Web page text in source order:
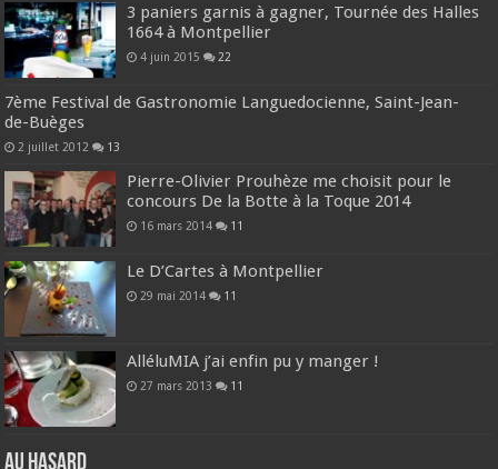
3 paniers garnis à gagner, Tournée des Halles
1664 à Montpellier
4 juin 2015 22
7ème Festival de Gastronomie Languedocienne, Saint-Jean-
de-Buèges
2 juillet 2012 13
Pierre-Olivier Prouhèze me choisit pour le
concours De la Botte à la Toque 2014
16 mars 2014 11
Le D’Cartes à Montpellier
29 mai 2014 11
AlléluMIA j’ai enfin pu y manger !
27 mars 2013 11